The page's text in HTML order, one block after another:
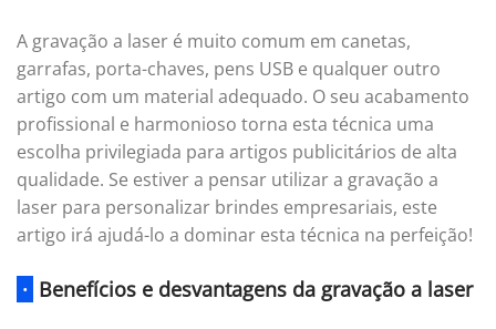
A gravação a laser é muito comum em canetas,
garrafas, porta-chaves, pens USB e qualquer outro
artigo com um material adequado. O seu acabamento
profissional e harmonioso torna esta técnica uma
escolha privilegiada para artigos publicitários de alta
qualidade. Se estiver a pensar utilizar a gravação a
laser para personalizar brindes empresariais, este
artigo irá ajudá-lo a dominar esta técnica na perfeição!
· Benefícios e desvantagens da gravação a laser